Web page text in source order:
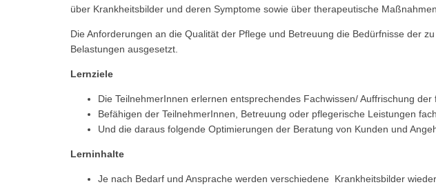
über Krankheitsbilder und deren Symptome sowie über therapeutische
Die Anforderungen an die Qualität der Pflege und Betreuung die Bedürfnisse der
Belastungen ausgesetzt.
Lernziele
Die TeilnehmerInnen erlernen entsprechendes Fachwissen/ Auffrischung
Befähigen der TeilnehmerInnen, Betreuung oder pflegerische Leistungen
Und die daraus folgende Optimierungen der Beratung von Kunden und
Lerninhalte
Je nach Bedarf und Ansprache werden verschiedene Krankheitsbilder